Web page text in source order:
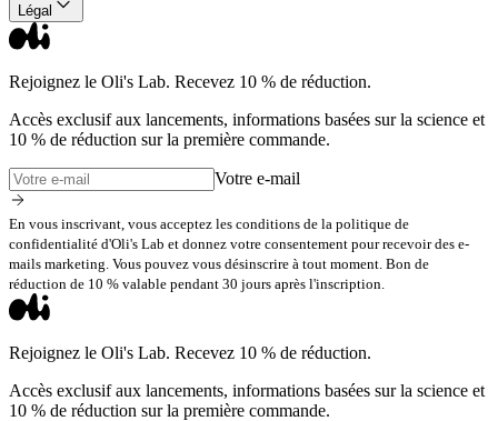
Légal
Rejoignez le Oli's Lab. Recevez 10 % de réduction.
Accès exclusif aux lancements, informations basées sur la science et
10 % de réduction sur la première commande.
Votre e-mail
En vous inscrivant, vous acceptez les conditions de la politique de
confidentialité d'Oli's Lab et donnez votre consentement pour recevoir des e-
mails marketing. Vous pouvez vous désinscrire à tout moment. Bon de
réduction de 10 % valable pendant 30 jours après l'inscription.
Rejoignez le Oli's Lab. Recevez 10 % de réduction.
Accès exclusif aux lancements, informations basées sur la science et
10 % de réduction sur la première commande.